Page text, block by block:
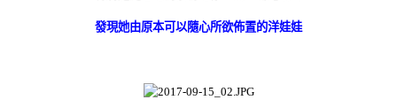
發現她由原本可以隨心所欲佈置的洋娃娃